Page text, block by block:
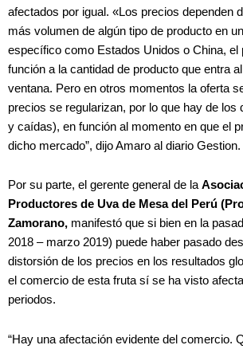
afectados por igual. «Los precios dependen
más volumen de algún tipo de producto en
específico como Estados Unidos o China, el
función a la cantidad de producto que entra
ventana. Pero en otros momentos la oferta
precios se regularizan, por lo que hay de los
y caídas), en función al momento en que el
dicho mercado”, dijo Amaro al diario Gestion.
Por su parte, el gerente general de la
Productores de Uva de Mesa del Perú
Zamorano, manifestó que si bien en la
2018 – marzo 2019) puede haber pasado
distorsión de los precios en los resultados
el comercio de esta fruta sí se ha visto
periodos.
“Hay una afectación evidente del comercio.